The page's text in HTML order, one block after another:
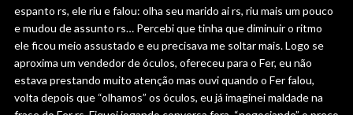
espanto rs, ele riu e falou: olha seu marido ai rs, riu mais um pouco
e mudou de assunto rs… Percebi que tinha que diminuir o ritmo
ele ficou meio assustado e eu precisava me soltar mais. Logo se
aproxima um vendedor de óculos, ofereceu para o Fer, eu não
estava prestando muito atenção mas ouvi quando o Fer falou,
volta depois que “olhamos” os óculos, eu já imaginei maldade na